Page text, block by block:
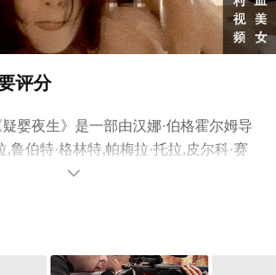
评分
婴夜生》是一部由汉娜·伯格霍尔姆导
,鲁伯特·格林特,帕梅拉·托拉,皮尔科·赛
费观看高清无删减完整版电影大全就上
